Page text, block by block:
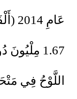
1.67 مِلْيُونَ دُولَارٍ أَمْرِيكِيٍّ، ثُمَّ
اللَّوْحُ فِي